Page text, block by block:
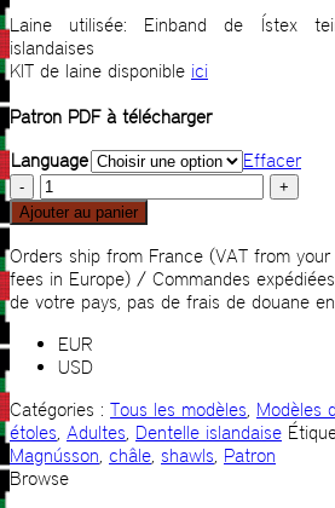
Laine utilisée: Einband de Ístex
islandaises
KIT de laine disponible ici
Patron PDF à télécharger
Language
Effacer
quantité
de
Rebekka
Ajouter au panier
Orders ship from France (VAT from
fees in Europe) / Commandes
de votre pays, pas de frais de douane
EUR
USD
Catégories : Tous les modèles, Modèles
étoles, Adultes, Dentelle islandaise
Magnússon, châle, shawls, Patron
Browse